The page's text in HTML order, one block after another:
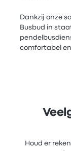
Dankzij onze
Busbud in
comfortabel
Houd er